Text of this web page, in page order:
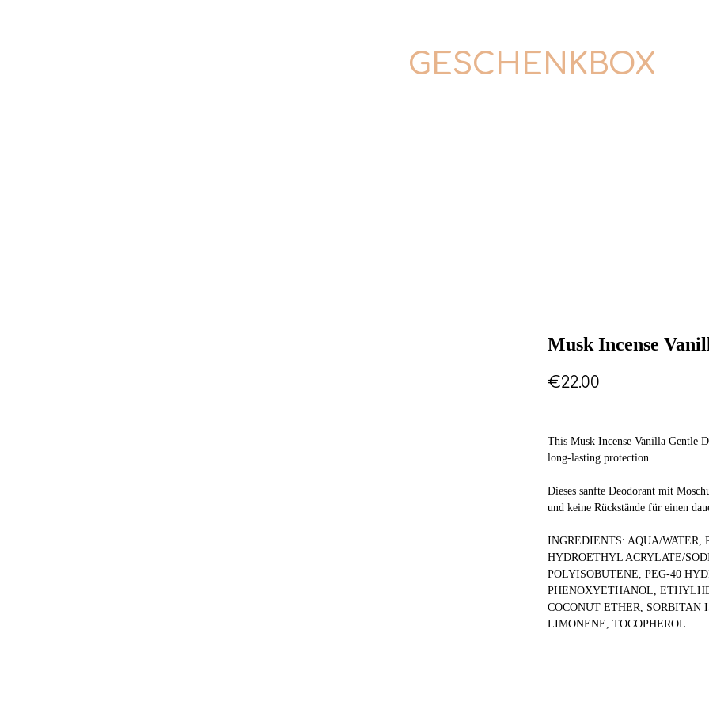
GESCHENKBOX
Musk Incense
€22.00
This Musk Incense Vanilla Gentle
long-lasting protection.
Dieses sanfte Deodorant mit
und keine Rückstände für einen
INGREDIENTS: AQUA/WATER,
HYDROETHYL ACRYLATE/
POLYISOBUTENE, PEG-40
PHENOXYETHANOL,
COCONUT ETHER,
LIMONENE, TOCOPHEROL